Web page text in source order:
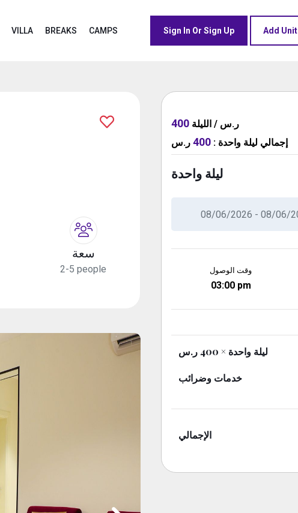
VILLA BREAKS CAMPS Sign In Or Sign Up Add Unit
سعة
2-5 people
400 ر.س / الليلة
إجمالي ليلة واحدة :
400ر.س
ليلة واحدة
وقت الوصول
03:00 pm
ليلة واحدة × 400 ر.س
خدمات وضرائب
الإجمالي